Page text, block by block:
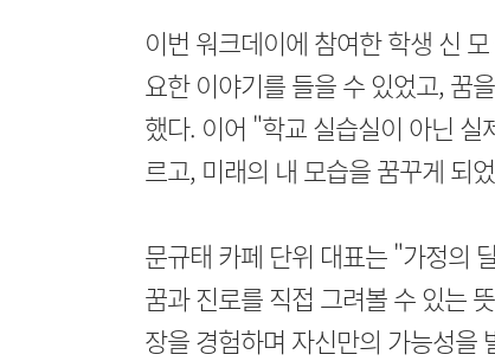
이번 워크데이에 참여한 학생 신
요한 이야기를 들을 수 있었고, 꿈
했다. 이어 "학교 실습실이 아닌
르고, 미래의 내 모습을 꿈꾸게 되
문규태 카페 단위 대표는 "가정의
꿈과 진로를 직접 그려볼 수 있는
장을 경험하며 자신만의 가능성을